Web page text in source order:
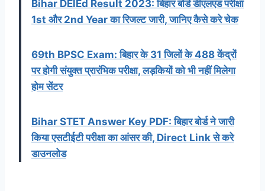
Bihar DElEd Result 2023: बिहार बोर्ड डीएलएड परीक्षा
1st और 2nd Year का रिजल्ट जारी, जानिए कैसे करे चेक
69th BPSC Exam: बिहार के 31 जिलों के 488 केंद्रों
पर होगी संयुक्त प्रारंभिक परीक्षा, लड़कियों को भी नहीं मिलेगा
होम सेंटर
Bihar STET Answer Key PDF: बिहार बोर्ड ने जारी
किया एसटीईटी परीक्षा का आंसर की, Direct Link से करे
डाउनलोड